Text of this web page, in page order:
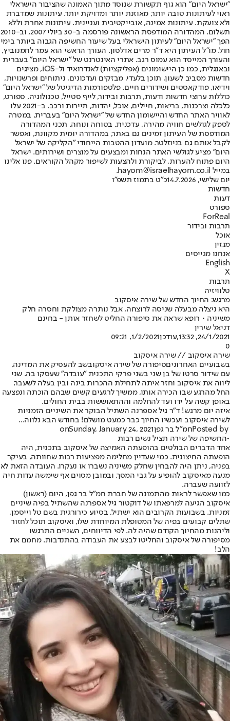
"ישראל היום" הוא גוף תקשורת שנוסד מתוך האמונה שהציבור הישראלי
ראוי לעיתונות טובה יותר, מאוזנת יותר ומדויקת יותר. עיתונות שמדברת
ולא צועקת. עיתונות אמינה, אובייקטיבית ועניינית. עיתונות אחרת וללא
תשלום. המהדורה המודפסת הראשונה פורסמה ב-30 ביולי 2007, וב-2010
הפך "ישראל היום" לעיתון הישראלי בעל שיעור החשיפה הגבוה ביותר בימי
חול. מו"ל העיתון היא ד"ר מרים אדלסון. העורך הראשי הוא עמר לחמנוביץ,
והעורך המייסד הוא עמוס רגב. אתרי האינטרנט של "ישראל היום" בעברית
ובאנגלית, כמו כן היישומונים (אפליקציות) לאנדרואיד ול-iOS, מציגים
חדשות מסביב לשעון, תוכן בלעדי, מבזקים ועדכונים, ניתוחים ופרשנויות,
וידיאו, פודקאסטים ושידורים חיים. פלטפורמות הדיגיטל של "ישראל היום"
כוללות ערוצי חדשות ודעות, תרבות ובידור, לייף סטייל, טכנולוגיה, ספורט,
כלכלה וצרכנות, בריאות, חיילים, אוכל, יהדות, תיירות ורכב. ב-2021 עלו
לאוויר האתר החדש והיישומון החדש של "ישראל היום" בעברית, במטרה
לספק לגולשים חוויה מהירה, עדכנית, בטוחה ונוחה. תכני המהדורה
המודפסת של העיתון זמינים גם באתר, במהדורה יומית מקוונת, ואפשר
לקבל אותם גם בניוזלטר. מועדון ההטבות הייחודי "הקליקה של ישראל
היום" מציע לגולשי האתר הנחות ומבצעים על מוצרים ושירותים. ישראל
היום פתוח להערות, לביקורת ולהצעות לשיפור מקהל הקוראים. פנו אלינו
במייל hayom@israelhayom.co.il.
יום שלישי, 14.7.2026
כ"ט בתמוז תשפ"ו
חדשות
דעות
ספורט
ForReal
תרבות ובידור
אוכל
מגזין
אנחנו מגייסים
English
X
תרבות
טלוויזיה
מרגש: החיוך החדש של שירה איסקוב
היא ניצלה מבעלה שניסה לרוצחה, אבל נותרה מצולקת וחסרה חלק
משיניה • רופא שראה את סיפורה החליט לשחזר אותן - בחינם
דניאל שירין
24/1/2021, 13:32
,עודכן1/2/2021, 09:21
0
שירה איסקוב // שירה איסקוב
בשבועיים האחרוניםסיפורה של שירה איסקובשב להעסיק את המדינה,
עם שידור סרטו של בן שני בשני פרקי התכנית "עובדה" שעסקו בה. שני
ליווה את איסקוב וחזר איתה לתחילת ההכרות בינה ובין בעלה לשעבר,
החל מהרגע שבו הכירה אותו, ממשיך לרגעים קשים שבהם הוכתה ונפצעה
באופן קשה על ידו ועד להחלמה וההתאוששות בבית החולים.
איזה יום מרגש! ד"ר גיל אספרנה השתיל הבוקר את השיניים הזמניות
לשירה איסקוב ועכשיו החיוך כבר כמעט מושלם! בחודש הבא נלווה...
Posted by ‎חמ"ל בר גפן ‎ onSunday, January 24, 2021
•החשיפה של שירה תציל נשים רבות
אחד הדברים הבולטים בהופעתה האמיצה של איסקוב בתכנית, היה
הופעתה החיצונית. כמי שעדיין מחלימה מפציעות רבות שחוותה, בעיקר
בפניה, ניתן היה להבחין שחלק משיניה נשברו או נעקרו. העובדה הזאת לא
מנעה מאיסקוב להופיע על גבי המסך, ובמובן מסוים אף שימשה עדות חיה
לזוועה שעברה.
כמו שאפשר לראות מהתמונה של חברת חמ"ל בר גפן, היום (ראשון)
איסקוב הגיעה למרפאתו של דוקטור גיל אספרנה שהשתיל בפיה שיניים
זמניות. בשבועות הקרובים הוא ישתיל, בסיוע כירורגית בשם טל וייסמן,
שתלים קבועים בפיה של המטופלת המיוחדת שלו, ואיסקוב תוכל לחזור
וליהנות מהחיוך הקודם שהיה לה. לפי הדיווחים, השניים התרגשו
מסיפורה של איסקוב והחליטו לבצע את העבודה בהתנדבות. מחמם את
הלב!